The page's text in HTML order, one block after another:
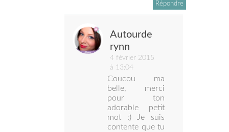
Répondre
Autourde
rynn
4 février 2015
à 13:04
Coucou ma
belle, merci
pour ton
adorable petit
mot :) Je suis
contente que tu